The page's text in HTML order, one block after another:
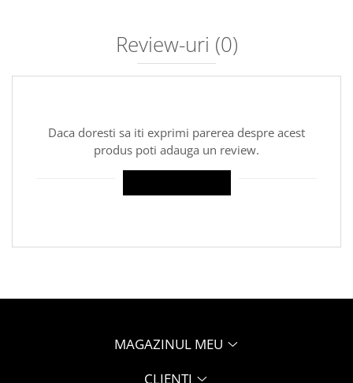
Review-uri (0)
Daca doresti sa iti exprimi parerea despre acest
produs poti adauga un review.
MAGAZINUL MEU
CLIENTI